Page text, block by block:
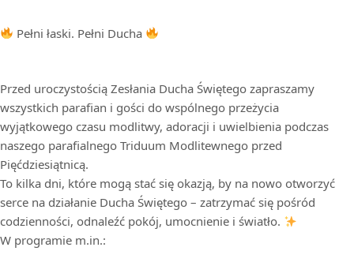
Pełni łaski. Pełni Ducha
Przed uroczystością Zesłania Ducha Świętego zapraszamy
wszystkich parafian i gości do wspólnego przeżycia
wyjątkowego czasu modlitwy, adoracji i uwielbienia podczas
naszego parafialnego Triduum Modlitewnego przed
Pięćdziesiątnicą.
To kilka dni, które mogą stać się okazją, by na nowo otworzyć
serce na działanie Ducha Świętego – zatrzymać się pośród
codzienności, odnaleźć pokój, umocnienie i światło.
W programie m.in.: